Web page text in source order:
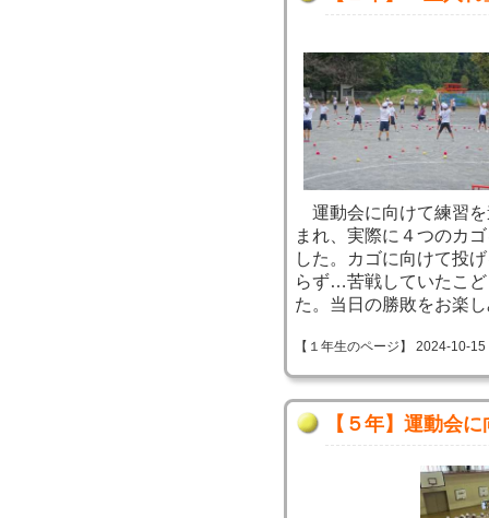
運動会に向けて練習を
まれ、実際に４つのカ
した。カゴに向けて投
らず…苦戦していたこ
た。当日の勝敗をお楽
【１年生のページ】 2024-10-
【５年】運動会